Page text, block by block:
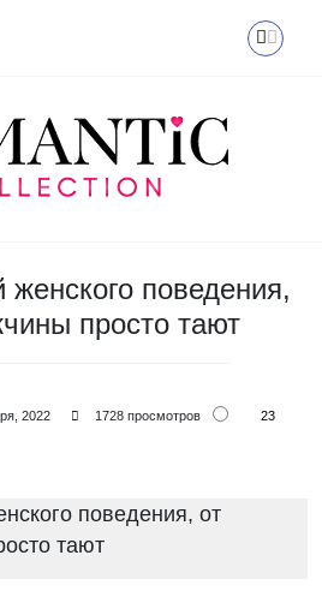
женского поведения,
просто тают
2022 1728 просмотров 23